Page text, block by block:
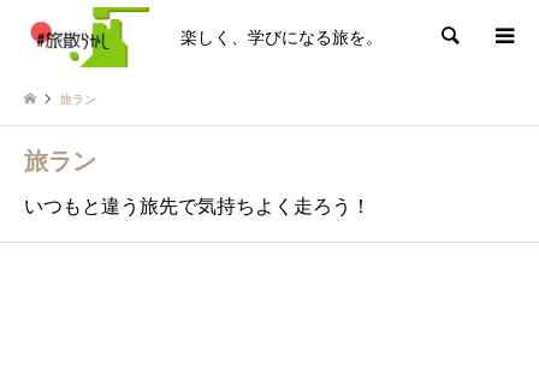
楽しく、学びになる旅を。 検索
旅ラン
旅ラン
いつもと違う旅先で気持ちよく走ろう！